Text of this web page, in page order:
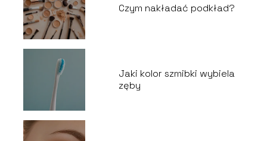
Czym nakładać podkład?
Jaki kolor szmibki wybiela
zęby